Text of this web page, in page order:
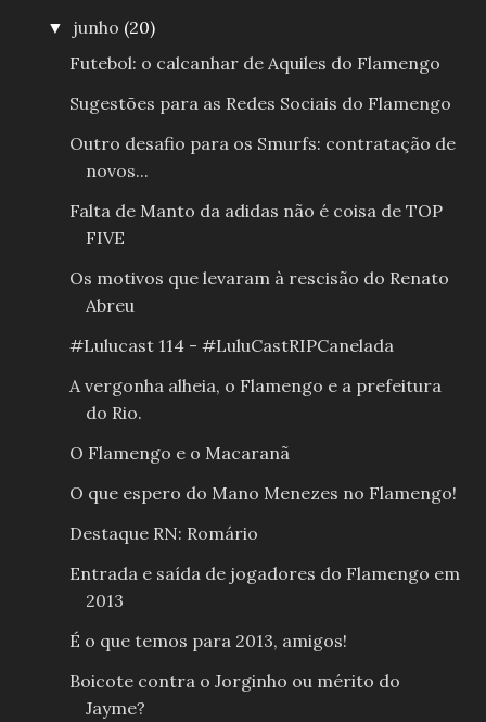
▼ junho (20)
Futebol: o calcanhar de Aquiles do Flamengo
Sugestões para as Redes Sociais do Flamengo
Outro desafio para os Smurfs: contratação de
novos...
Falta de Manto da adidas não é coisa de TOP
FIVE
Os motivos que levaram à rescisão do Renato
Abreu
#Lulucast 114 - #LuluCastRIPCanelada
A vergonha alheia, o Flamengo e a prefeitura
do Rio.
O Flamengo e o Macaranã
O que espero do Mano Menezes no Flamengo!
Destaque RN: Romário
Entrada e saída de jogadores do Flamengo em
2013
É o que temos para 2013, amigos!
Boicote contra o Jorginho ou mérito do
Jayme?